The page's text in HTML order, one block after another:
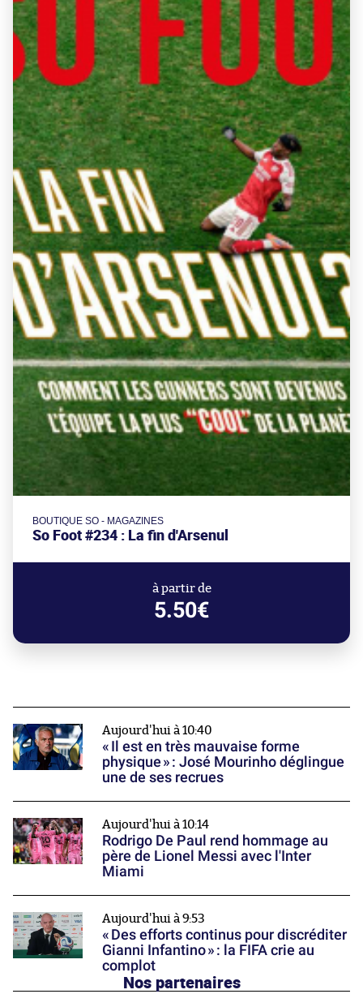
BOUTIQUE SO - MAGAZINES
So Foot #234 : La fin d'Arsenul
à partir de
5.50€
Aujourd'hui à 10:40
« Il est en très mauvaise forme
physique » : José Mourinho déglingue
une de ses recrues
Aujourd'hui à 10:14
Rodrigo De Paul rend hommage au
père de Lionel Messi avec l'Inter
Miami
Aujourd'hui à 9:53
« Des efforts continus pour discréditer
Gianni Infantino » : la FIFA crie au
complot
Nos partenaires